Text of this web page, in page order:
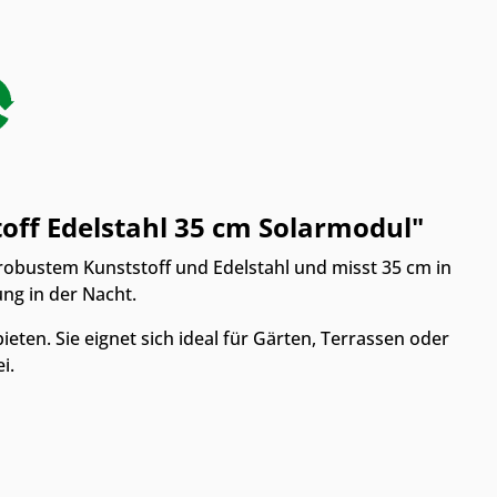
Edelstahl 35 cm Solarmodul"
Kunststoff und Edelstahl und misst 35 cm in
in der Nacht.
Sie eignet sich ideal für Gärten, Terrassen oder